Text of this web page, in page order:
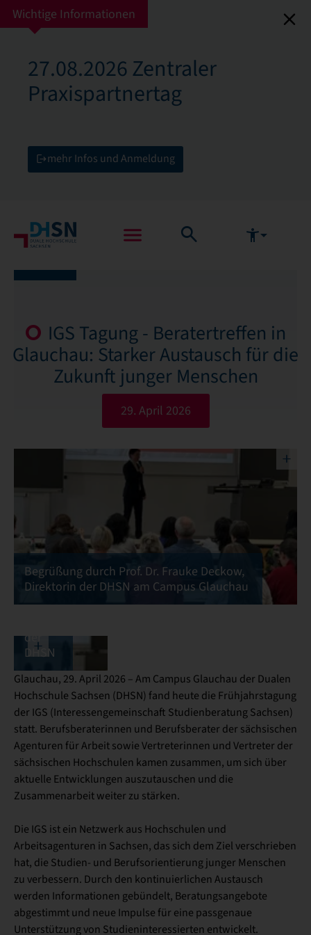
Wichtige Informationen
27.08.2026 Zentraler
Praxispartnertag
mehr Infos und Anmeldung
IGS Tagung - Beratertreffen in
Glauchau: Starker Austausch für die
Zukunft junger Menschen
29. April 2026
Begrüßung durch Prof. Dr. Frauke Deckow,
Direktorin der DHSN am Campus Glauchau
Durch
die
führt
Anja
Reichel,
der
DHSN
Glauchau, 29. April 2026 – Am Campus Glauchau der Dualen
Hochschule Sachsen (DHSN) fand heute die Frühjahrstagung
der IGS (Interessengemeinschaft Studienberatung Sachsen)
statt. Berufsberaterinnen und Berufsberater der sächsischen
Agenturen für Arbeit sowie Vertreterinnen und Vertreter der
sächsischen Hochschulen kamen zusammen, um sich über
aktuelle Entwicklungen auszutauschen und die
Zusammenarbeit weiter zu stärken.
Die IGS ist ein Netzwerk aus Hochschulen und
Arbeitsagenturen in Sachsen, das sich dem Ziel verschrieben
hat, die Studien- und Berufsorientierung junger Menschen
zu verbessern. Durch den kontinuierlichen Austausch
werden Informationen gebündelt, Beratungsangebote
abgestimmt und neue Impulse für eine passgenaue
Unterstützung von Studieninteressierten entwickelt.